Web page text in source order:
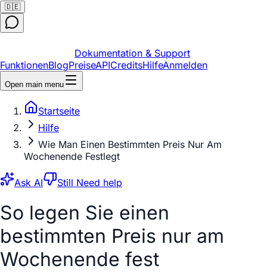
🇩🇪
Dokumentation & Support
FunktionenBlogPreiseAPICreditsHilfeAnmelden
Open main menu
Startseite
Hilfe
Wie Man Einen Bestimmten Preis Nur Am
Wochenende Festlegt
Ask AI Still Need help
So legen Sie einen
bestimmten Preis nur am
Wochenende fest